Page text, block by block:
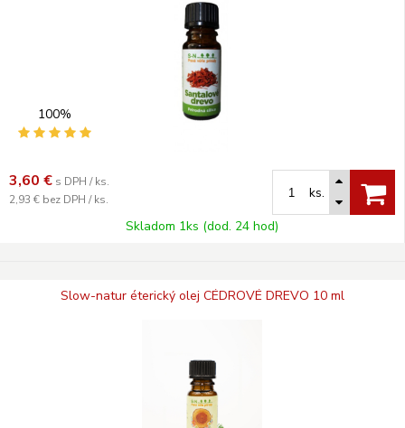
100%
3,60 € s DPH / ks.
2,93 € bez DPH / ks.
ks.
Skladom 1ks (dod. 24 hod)
Slow-natur éterický olej CÉDROVÉ DREVO 10 ml